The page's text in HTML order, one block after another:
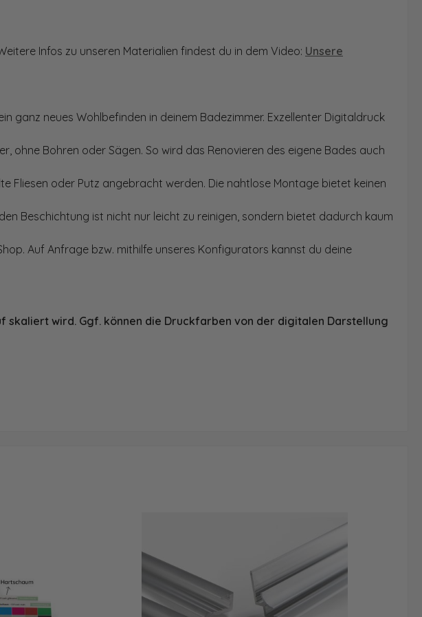
Infos zu unseren Materialien findest du in dem Video: Unsere
ganz neues Wohlbefinden in deinem Badezimmer. Exzellenter Digitaldruck
ohne Bohren oder Sägen. So wird das Renovieren des eigene Bades auch
Fliesen oder Putz angebracht werden. Die nahtlose Montage bietet keinen
Beschichtung ist nicht nur leicht zu reinigen, sondern bietet dadurch kaum
Auf Anfrage bzw. mithilfe unseres Konfigurators kannst du deine
wird. Ggf. können die Druckfarben von der digitalen Darstellung